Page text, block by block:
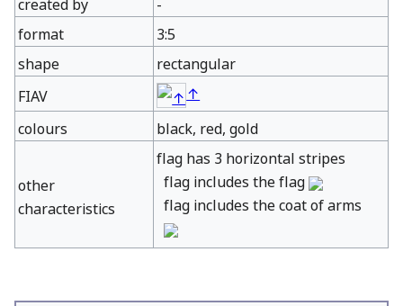
format
3:5
shape
rectangular
FIAV
↑
colours
black, red, gold
other
characteristics
flag has 3 horizontal stripes
flag includes the flag
flag includes the coat of arms